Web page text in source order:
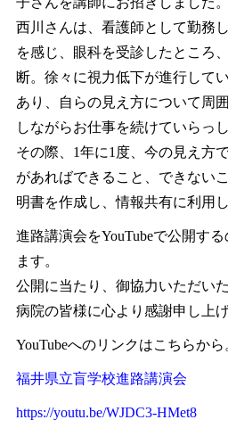
西川さんは、看護師として勤務
を感じ、眼科を受診したところ
断。徐々に視力低下が進行して
あり、自らの見え方について周
しながらお仕事を続けていらっ
その際、1年に1度、今の見え方
があればできること、できない
明書を作成し、情報共有に利用
進路講演会をYouTubeで公開す
ます。
公開に当たり、御協力いただい
病院の皆様に心より感謝申し上げ
YouTubeへのリンクはこちらから
福井県立盲学校進路講演会
https://youtu.be/WJDC3-HMet8